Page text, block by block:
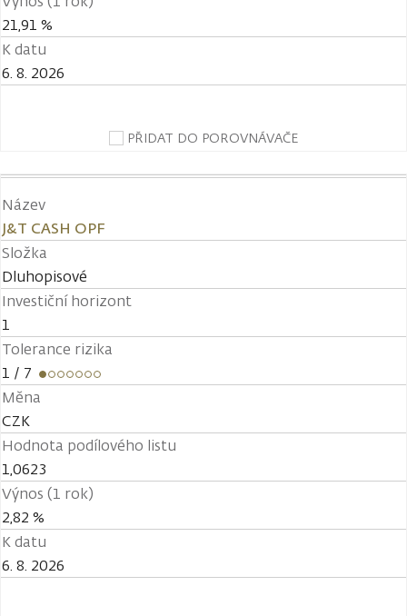
21,91 %
K datu
6. 8. 2026
PŘIDAT DO POROVNÁVAČE
Název
J&T CASH OPF
Složka
Dluhopisové
Investiční horizont
1
Tolerance rizika
1 / 7
Měna
CZK
Hodnota podílového listu
1,0623
Výnos (1 rok)
2,82 %
K datu
6. 8. 2026